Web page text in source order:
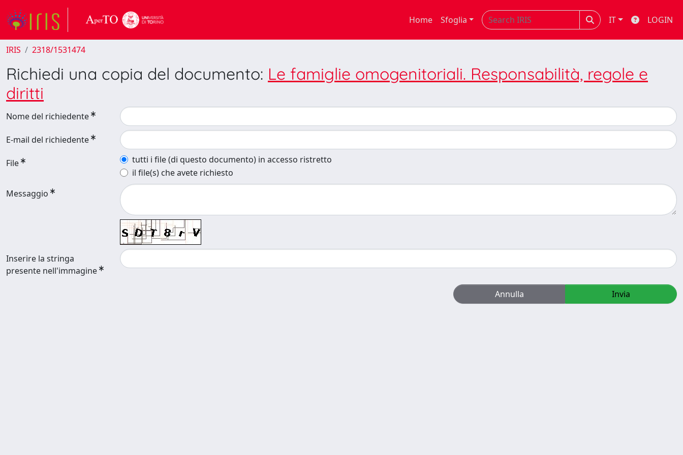
Home Sfoglia IT LOGIN
IRIS 2318/1531474
Richiedi una copia del documento: Le famiglie omogenitoriali. Responsabilità, regole e
diritti
Nome del richiedente
E-mail del richiedente
File
tutti i file (di questo documento) in accesso ristretto
il file(s) che avete richiesto
Messaggio
Inserire la stringa
presente nell'immagine
Annulla Invia